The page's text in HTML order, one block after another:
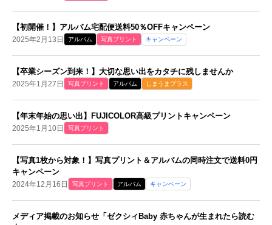
【初開催！】アルバム宅配便送料50％OFFキャンペーン
2025年2月13日 アルバム 写真プリント キャンペーン
【卒業シーズン到来！】大切な思い出をカタチに残しませんか
2025年1月27日 写真プリント アルバム しまうまプラス
【年末年始の思い出】FUJICOLOR高級プリントキャンペーン
2025年1月10日 写真プリント
【写真1枚から対象！】写真プリント＆アルバムの同時注文で送料0円
キャンペーン
2024年12月16日 写真プリント アルバム キャンペーン
メディア掲載のお知らせ「ゼクシィBaby 赤ちゃんが生まれたら読む